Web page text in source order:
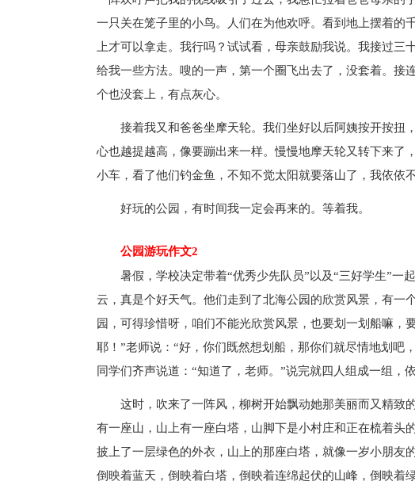
一只关在笼子里的小鸟。人们在为他欢呼。看到地上摆着的
上才可以拿走。我行吗？试试看，母亲鼓励我说。我接过
给我一些方法。嗖的一声，第一个圈飞出去了，没套着。接
个也没套上，有点灰心。
接着我又和爸爸坐摩天轮。我们坐好以后阿姨按开按扭
心也越提越高，像要蹦出来一样。慢慢地摩天轮又转下来了
小车，看了他们钓金鱼，不知不觉太阳就要落山了，我依依
好玩的公园，有时间我一定会再来的。等着我。
公园游玩作文2
暑假，学校决定带着“优秀少先队员”以及“三好学生”一
云，真是个好天气。他们走到了北海公园的欣赏风景，有一
园，可得珍惜呀，咱们不能光欣赏风景，也要划一划船嘛，
耶！”老师说：“好，你们既然想划船，那你们就尽情地划吧
同学们齐声说道：“知道了，老师。”说完就四人组成一组，依
这时，吹来了一阵风，柳树开始飘动她那美丽而又精致
有一座山，山上有一座白塔，山脚下是小村庄和正在梳着头
披上了一层绿色的外衣，山上的那座白塔，就像一岁小朋友
倒映着蓝天，倒映着白塔，倒映着连绵起伏的山峰，倒映着